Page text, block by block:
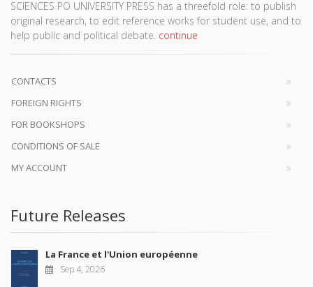
SCIENCES PO UNIVERSITY PRESS has a threefold role: to publish
original research, to edit reference works for student use, and to
help public and political debate. continue
CONTACTS
FOREIGN RIGHTS
FOR BOOKSHOPS
CONDITIONS OF SALE
MY ACCOUNT
Future Releases
La France et l'Union européenne
Sep 4, 2026